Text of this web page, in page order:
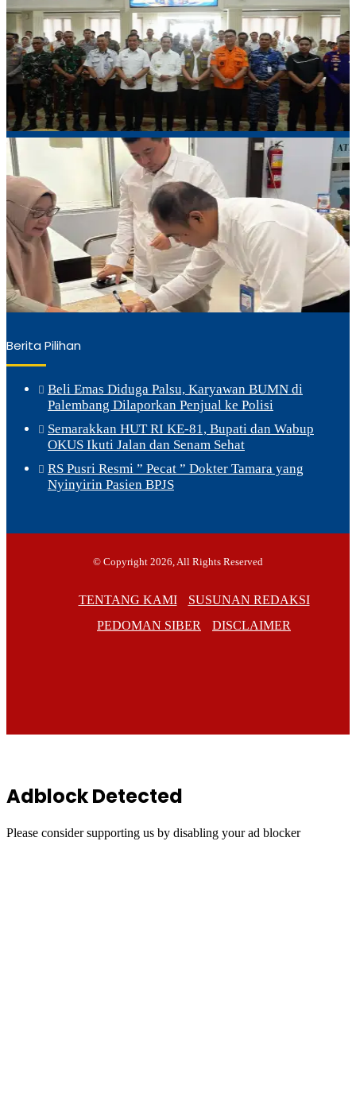
Berita Pilihan
Beli Emas Diduga Palsu, Karyawan BUMN di
Palembang Dilaporkan Penjual ke Polisi
Semarakkan HUT RI KE-81, Bupati dan Wabup
OKUS Ikuti Jalan dan Senam Sehat
RS Pusri Resmi ” Pecat ” Dokter Tamara yang
Nyinyirin Pasien BPJS
© Copyright 2026, All Rights Reserved
TENTANG KAMI
SUSUNAN REDAKSI
PEDOMAN SIBER
DISCLAIMER
Adblock Detected
Please consider supporting us by disabling your ad blocker